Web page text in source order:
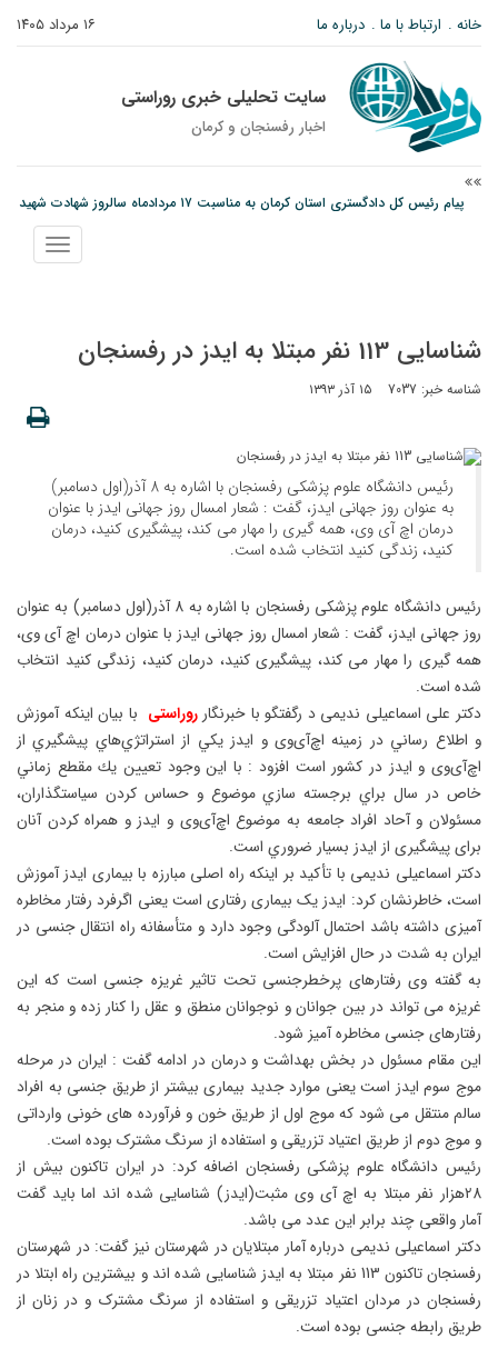
۱۶ مرداد ۱۴۰۵ خانه ارتباط با ما درباره ما
سایت تحلیلی خبری روراستی
اخبار رفسنجان و كرمان
پیام رئیس کل دادگستری استان کرمان به مناسبت ۱۷ مردادماه سالروز شهادت شهید
نمایش
منو
شناسایی 113 نفر مبتلا به ایدز در رفسنجان
شناسه خبر: 7037 ۱۵ آذر ۱۳۹۳
رئیس دانشگاه علوم پزشکی رفسنجان با اشاره به 8 آذر(اول دسامبر)
به عنوان روز جهانی ایدز، گفت : شعار امسال روز جهانی ایدز با عنوان
درمان اچ آی وی، همه گیری را مهار می کند، پیشگیری کنید، درمان
کنید، زندگی کنید انتخاب شده است.
رئیس دانشگاه علوم پزشکی رفسنجان با اشاره به 8 آذر(اول دسامبر) به عنوان
روز جهانی ایدز، گفت : شعار امسال روز جهانی ایدز با عنوان درمان اچ آی وی،
همه گیری را مهار می کند، پیشگیری کنید، درمان کنید، زندگی کنید انتخاب
شده است.
دکتر علی اسماعیلی ندیمی د رگفتگو با خبرنگارروراستی با بیان اینکه آموزش
و اطلاع رساني در زمينه اچ‌آی‌وی و ايدز يكي از استراتژي‌هاي پيشگيري از
اچ‌آی‌وی و ايدز در كشور است افزود : با اين وجود تعيين يك مقطع زماني
خاص در سال براي برجسته سازي موضوع و حساس كردن سياستگذاران،
مسئولان و آحاد افراد جامعه به موضوع اچ‌آی‌وی و ايدز و همراه کردن آنان
برای پیشگیری از ایدز بسيار ضروري است.
دکتر اسماعیلی ندیمی با تأکید بر اینکه راه اصلی مبارزه با بیماری ایدز آموزش
است، خاطرنشان کرد: ایدز یک بیماری رفتاری است یعنی اگرفرد رفتار مخاطره
آمیزی داشته باشد احتمال آلودگی وجود دارد و متأسفانه راه انتقال جنسی در
ایران به شدت در حال افزایش است.
به گفته وی رفتارهای پرخطرجنسی تحت تاثیر غریزه جنسی است که این
غریزه می تواند در بین جوانان و نوجوانان منطق و عقل را کنار زده و منجر به
رفتارهای جنسی مخاطره آمیز شود.
این مقام مسئول در بخش بهداشت و درمان در ادامه گفت : ایران در مرحله
موج سوم ایدز است یعنی موارد جدید بیماری بیشتر از طریق جنسی به افراد
سالم منتقل می شود که موج اول از طریق خون و فرآورده های خونی وارداتی
و موج دوم از طریق اعتیاد تزریقی و استفاده از سرنگ مشترک بوده است.
رئیس دانشگاه علوم پزشکی رفسنجان اضافه کرد: در ایران تاکنون بیش از
28هزار نفر مبتلا به اچ آی وی مثبت(ایدز) شناسایی شده اند اما باید گفت
آمار واقعی چند برابر این عدد می باشد.
دکتر اسماعیلی ندیمی درباره آمار مبتلایان در شهرستان نیز گفت: در شهرستان
رفسنجان تاکنون 113 نفر مبتلا به ایدز شناسایی شده اند و بیشترین راه ابتلا در
رفسنجان در مردان اعتیاد تزریقی و استفاده از سرنگ مشترک و در زنان از
طریق رابطه جنسی بوده است.